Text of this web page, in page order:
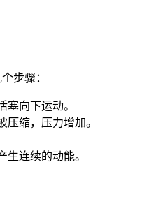
步骤：
塞向下运动。
压缩，压力增加。
生连续的动能。